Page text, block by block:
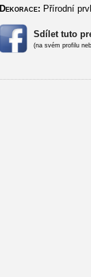
Dekorace: Přírodní
Sdílet tuto
(na svém profilu